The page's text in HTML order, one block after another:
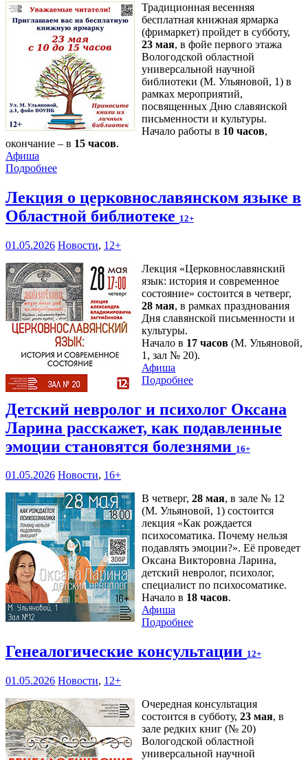
Традиционная весенняя
бесплатная книжная ярмарка
(фримаркет) пройдет в субботу,
23 мая, в фойе первого этажа
Вологодской областной
универсальной научной
библиотеки (М. Ульяновой, 1) в
рамках мероприятий,
посвященных Дню славянской
письменности и культуры.
Начало работы в 10 часов,
окончание – в 15 часов.
Афиша
Подробнее
Лекция о церковнославянском языке в
Областной библиотеке 12+
01.05.2026 Новости, 12+
Лекция «Церковнославянский
язык: история и современное
состояние» состоится в четверг,
28 мая, в рамках празднования
Дня славянской письменности и
культуры.
Начало в 17 часов (М. Ульяновой,
1, зал № 20).
Афиша
Подробнее
Детский невролог и психолог Оксана
Ларина расскажет, как подавленные
эмоции становятся болезнями 16+
01.05.2026 Новости, 16+
В четверг, 28 мая, в зале № 12
(М. Ульяновой, 1) состоится
лекция «Как рождается
психосоматика. Почему нельзя
подавлять эмоции?». Её проведет
Оксана Викторовна Ларина,
детский невролог, психолог,
специалист по психосоматике.
Начало в 18 часов.
Афиша
Подробнее
Генеалогические консультации 12+
01.05.2026 Новости, 12+
Очередная консультация
состоится в субботу, 23 мая, в
зале редких книг (№ 20)
Вологодской областной
универсальной научной